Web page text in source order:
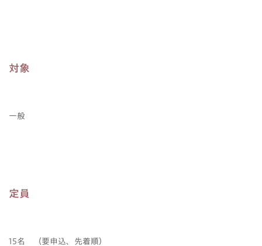
対象
一般
定員
15名 （要申込、先着順）